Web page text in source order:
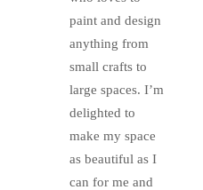
paint and design
anything from
small crafts to
large spaces. I’m
delighted to
make my space
as beautiful as I
can for me and